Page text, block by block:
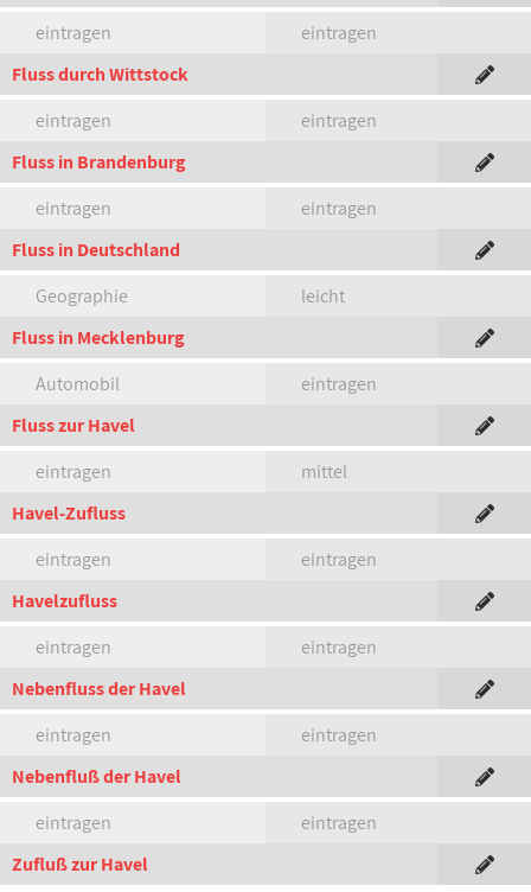
eintragen
eintragen
Fluss durch Wittstock
eintragen
eintragen
Fluss in Brandenburg
eintragen
eintragen
Fluss in Deutschland
Geographie
leicht
Fluss in Mecklenburg
Automobil
eintragen
Fluss zur Havel
eintragen
mittel
Havel-Zufluss
eintragen
eintragen
Havelzufluss
eintragen
eintragen
Nebenfluss der Havel
eintragen
eintragen
Nebenfluß der Havel
eintragen
eintragen
Zufluß zur Havel